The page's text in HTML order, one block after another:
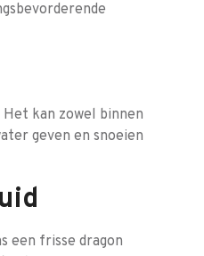
kan zowel binnen
geven en snoeien
een frisse dragon